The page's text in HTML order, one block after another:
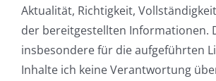
Aktualität, Richtigkeit,
der bereitgestellten Informationen.
insbesondere für die aufgeführten
Inhalte ich keine Verantwortung